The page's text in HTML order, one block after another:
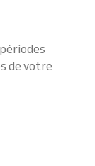
de votre